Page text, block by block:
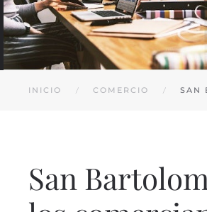
INICIO COMERCIO SAN
San